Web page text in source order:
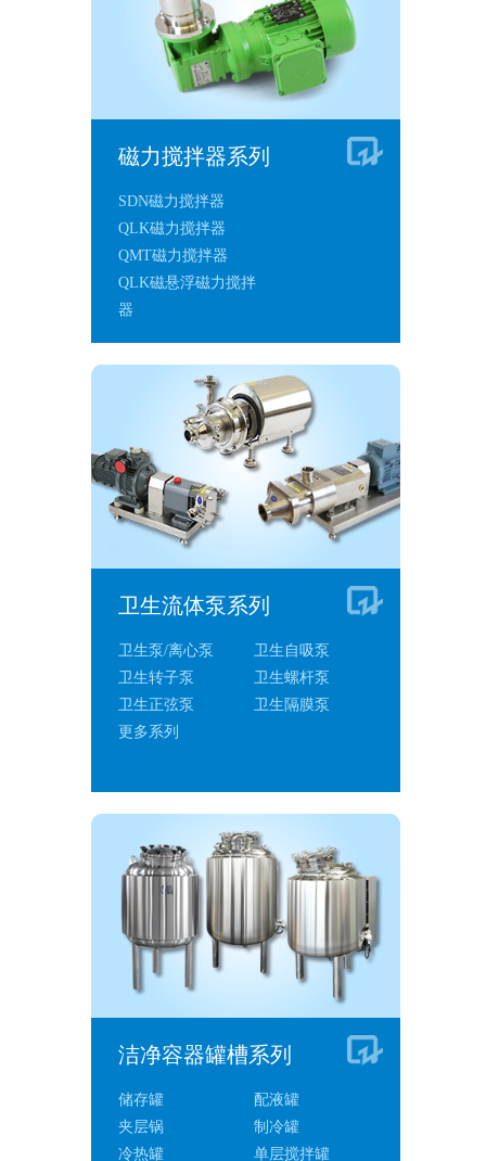
磁力搅拌器系列
SDN磁力搅拌器
QLK磁力搅拌器
QMT磁力搅拌器
QLK磁悬浮磁力搅拌
器
卫生流体泵系列
卫生泵/离心泵
卫生自吸泵
卫生转子泵
卫生螺杆泵
卫生正弦泵
卫生隔膜泵
更多系列
洁净容器罐槽系列
储存罐
配液罐
夹层锅
制冷罐
冷热罐
单层搅拌罐